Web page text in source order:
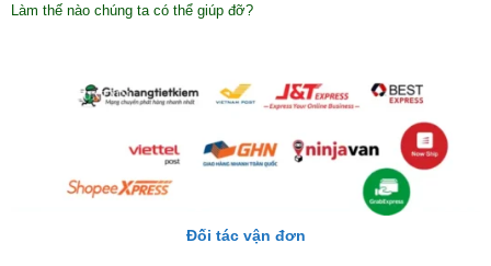
Làm thế nào chúng ta có thể giúp đỡ?
Đối tác vận đơn